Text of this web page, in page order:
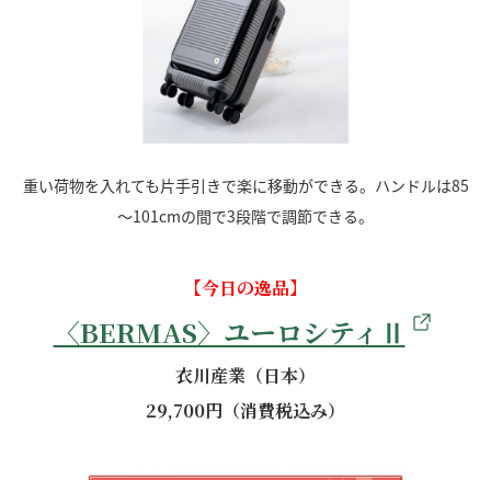
重い荷物を入れても片手引きで楽に移動ができる。ハンドルは85
～101cmの間で3段階で調節できる。
【今日の逸品】
〈BERMAS〉ユーロシティⅡ
衣川産業（日本）
29,700円（消費税込み）